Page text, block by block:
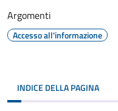
Argomenti
Accesso all'informazione
INDICE DELLA PAGINA